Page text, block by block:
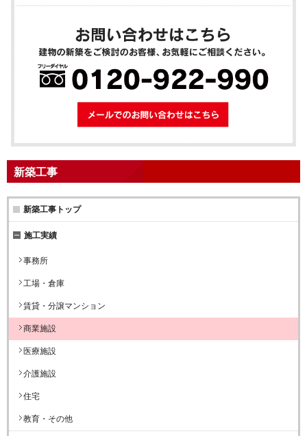
メールでのお
新築工事
新築工事トップ
施工実績
事務所
工場・倉庫
賃貸・分譲マンション
商業施設
医療施設
介護施設
住宅
教育・その他